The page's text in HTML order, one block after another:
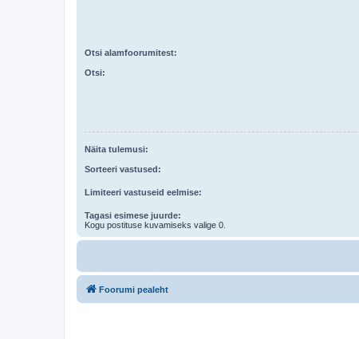
Otsi alamfoorumitest:
Otsi:
Näita tulemusi:
Sorteeri vastused:
Limiteeri vastuseid eelmise:
Tagasi esimese juurde:
Kogu postituse kuvamiseks valige 0.
Foorumi pealeht